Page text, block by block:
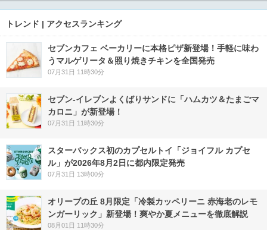
トレンド | アクセスランキング
セブンカフェ ベーカリーに本格ピザ新登場！手軽に味わ
うマルゲリータ＆照り焼きチキンを全国発売
07月31日 11時30分
セブン‐イレブンよくばりサンドに「ハムカツ＆たまごマ
カロニ」が新登場！
07月31日 11時30分
スターバックス初のカプセルトイ「ジョイフル カプセ
ル」が2026年8月2日に都内限定発売
07月31日 13時00分
オリーブの丘 8月限定「冷製カッペリーニ 赤海老のレモ
ンガーリック」新登場！爽やか夏メニューを徹底解説
08月01日 11時30分